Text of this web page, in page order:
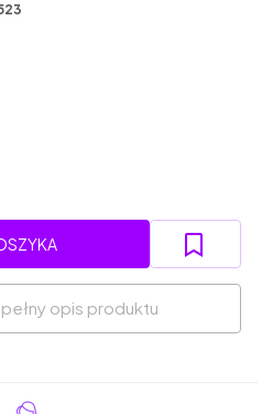
opis produktu